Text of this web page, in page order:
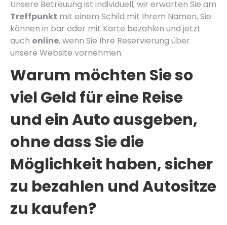
Unsere Betreuung ist individuell, wir erwarten Sie am
Treffpunkt mit einem Schild mit Ihrem Namen, Sie
können in bar oder mit Karte bezahlen und jetzt
auch online, wenn Sie Ihre Reservierung über
unsere Website vornehmen.
Warum möchten Sie so
viel Geld für eine Reise
und ein Auto ausgeben,
ohne dass Sie die
Möglichkeit haben, sicher
zu bezahlen und Autositze
zu kaufen?